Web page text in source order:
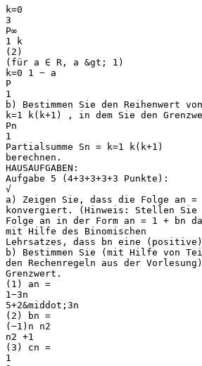
k=0
3
P∞
1 k
(2)
(für a ∈ R, a &gt; 1)
k=0 1 − a
P
1
b) Bestimmen Sie den Reihenwert
k=1 k(k+1) , in dem Sie den
Pn
1
Partialsumme Sn = k=1 k(k+1)
berechnen.
HAUSAUFGABEN:
Aufgabe 5 (4+3+3+3+3 Punkte):
√
a) Zeigen Sie, dass die Folge an =
konvergiert. (Hinweis: Stellen Sie
Folge an in der Form an = 1 + bn
mit Hilfe des Binomischen
Lehrsatzes, dass bn eine
b) Bestimmen Sie (mit Hilfe von
den Rechenregeln aus der
Grenzwert.
(1) an =
1−3n
5+2&middot;3n
(2) bn =
(−1)n n2
n2 +1
(3) cn =
1